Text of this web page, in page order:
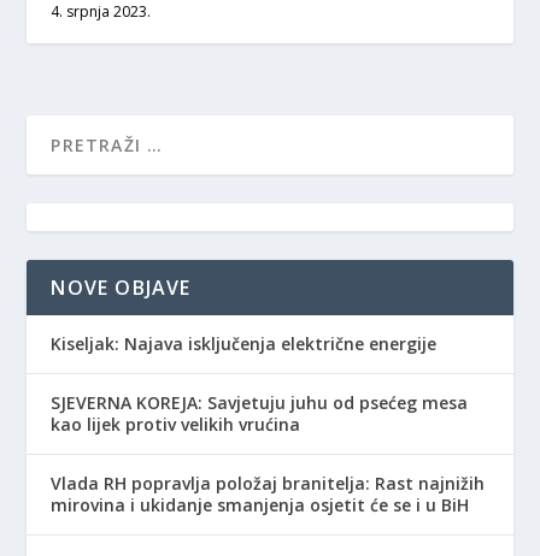
4. srpnja 2023.
NOVE OBJAVE
Kiseljak: Najava isključenja električne energije
SJEVERNA KOREJA: Savjetuju juhu od psećeg mesa
kao lijek protiv velikih vrućina
Vlada RH popravlja položaj branitelja: Rast najnižih
mirovina i ukidanje smanjenja osjetit će se i u BiH